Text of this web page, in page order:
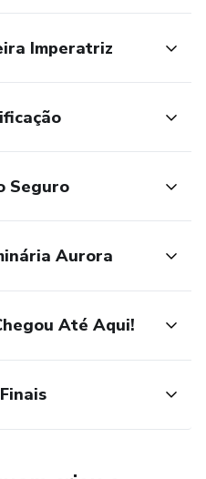
Imperatriz
Seguro
Aurora
Até Aqui!